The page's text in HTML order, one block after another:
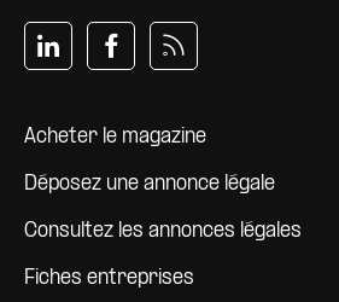
Pied de page
Acheter le magazine
Déposez une annonce légale
Consultez les annonces légales
Fiches entreprises